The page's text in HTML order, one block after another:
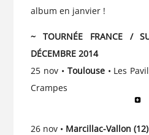
album en janvier !
~ TOURNÉE FRANCE /
DÉCEMBRE 2014
25 nov • Toulouse• Les
Crampes
26 nov • Marcillac-Vallon (12)